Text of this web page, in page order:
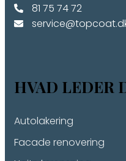
​81 75 74 72
HVAD LEDER
Autolakering
Facade renovering